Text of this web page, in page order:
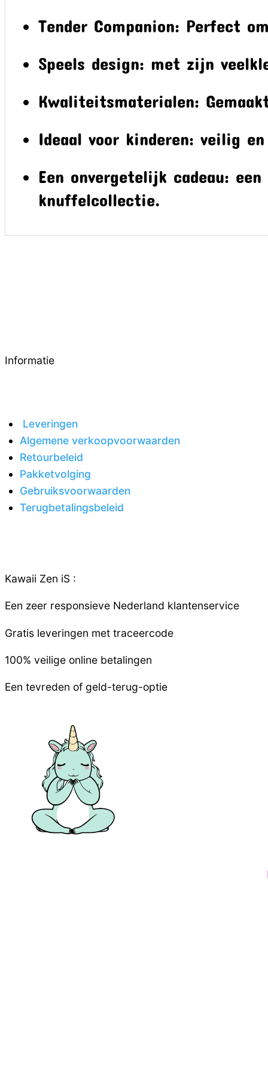
Tender Companion: Perfect
Speels design: met zijn
Kwaliteitsmaterialen:
Ideaal voor kinderen: veilig
Een onvergetelijk cadeau:
knuffelcollectie.
Informatie
Leveringen
Algemene verkoopvoorwaarden
Retourbeleid
Pakketvolging
Gebruiksvoorwaarden
Terugbetalingsbeleid
Kawaii Zen iS :
Een zeer responsieve Nederland klantenservice
Gratis leveringen met traceercode
100% veilige online betalingen
Een tevreden of geld-terug-optie